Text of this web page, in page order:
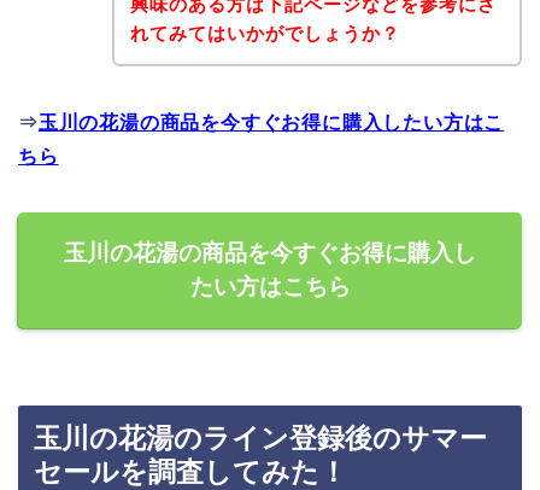
興味のある方は下記ページなどを参考にさ
れてみてはいかがでしょうか？
⇒玉川の花湯の商品を今すぐお得に購入したい方はこ
ちら
玉川の花湯の商品を今すぐお得に購入し
たい方はこちら
玉川の花湯のライン登録後のサマー
セールを調査してみた！